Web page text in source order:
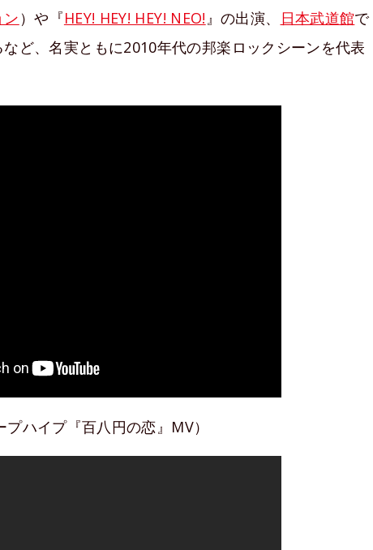
）や『HEY! HEY! HEY! NEO!』の出演、 日本武道館で
ど、名実ともに2010年代の邦楽ロックシーンを代表
プハイプ『百八円の恋』MV）